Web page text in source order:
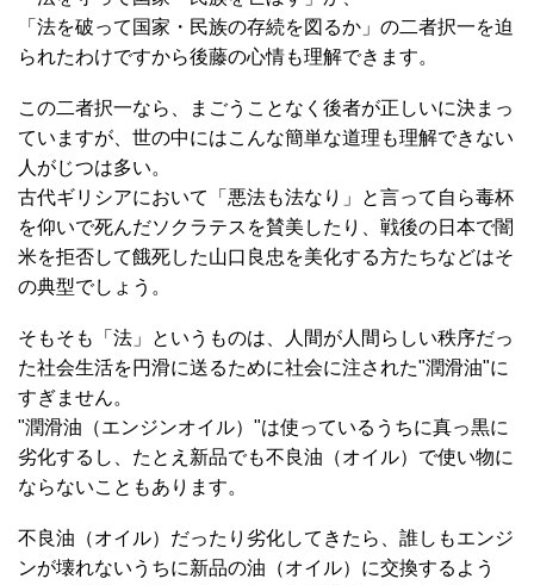
「法を破って国家・民族の存続を図るか」の二者択一を迫
られたわけですから後藤の心情も理解できます。
この二者択一なら、まごうことなく後者が正しいに決まっ
ていますが、世の中にはこんな簡単な道理も理解できない
人がじつは多い。
古代ギリシアにおいて「悪法も法なり」と言って自ら毒杯
を仰いで死んだソクラテスを賛美したり、戦後の日本で闇
米を拒否して餓死した山口良忠を美化する方たちなどはそ
の典型でしょう。
そもそも「法」というものは、人間が人間らしい秩序だっ
た社会生活を円滑に送るために社会に注された"潤滑油"に
すぎません。
"潤滑油（エンジンオイル）"は使っているうちに真っ黒に
劣化するし、たとえ新品でも不良油（オイル）で使い物に
ならないこともあります。
不良油（オイル）だったり劣化してきたら、誰しもエンジ
ンが壊れないうちに新品の油（オイル）に交換するよう